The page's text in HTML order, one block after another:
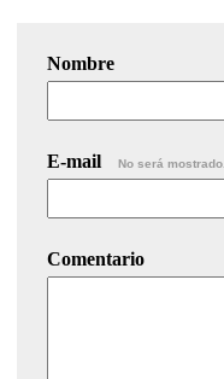
Nombre
E-mail No será mostrado.
Comentario